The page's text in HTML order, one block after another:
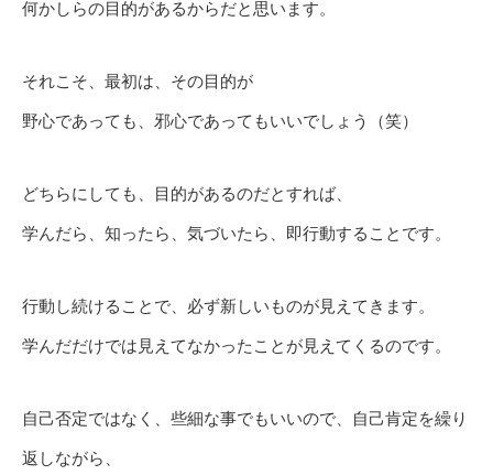
何かしらの目的があるからだと思います。
それこそ、最初は、その目的が
野心であっても、邪心であってもいいでしょう（笑）
どちらにしても、目的があるのだとすれば、
学んだら、知ったら、気づいたら、即行動することです。
行動し続けることで、必ず新しいものが見えてきます。
学んだだけでは見えてなかったことが見えてくるのです。
自己否定ではなく、些細な事でもいいので、自己肯定を繰り
返しながら、